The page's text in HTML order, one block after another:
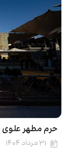
حرم مطهر
۳۱ مرداد ۱۴۰۴